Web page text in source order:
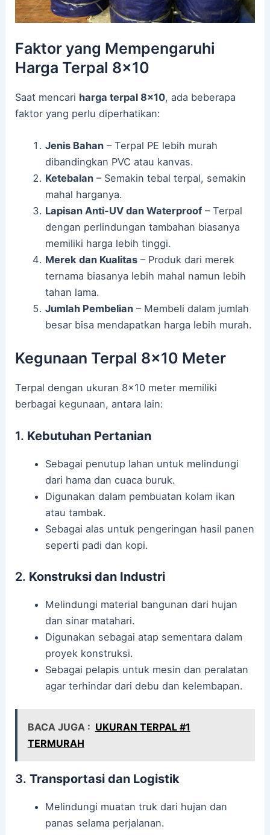
Faktor yang Mempengaruhi
Harga Terpal 8×10
Saat mencari harga terpal 8×10, ada beberapa
faktor yang perlu diperhatikan:
Jenis Bahan– Terpal PE lebih murah
dibandingkan PVC atau kanvas.
Ketebalan– Semakin tebal terpal, semakin
mahal harganya.
Lapisan Anti-UV dan Waterproof– Terpal
dengan perlindungan tambahan biasanya
memiliki harga lebih tinggi.
Merek dan Kualitas– Produk dari merek
ternama biasanya lebih mahal namun lebih
tahan lama.
Jumlah Pembelian– Membeli dalam jumlah
besar bisa mendapatkan harga lebih murah.
Kegunaan Terpal 8×10 Meter
Terpal dengan ukuran 8×10 meter memiliki
berbagai kegunaan, antara lain:
1. Kebutuhan Pertanian
Sebagai penutup lahan untuk melindungi
dari hama dan cuaca buruk.
Digunakan dalam pembuatan kolam ikan
atau tambak.
Sebagai alas untuk pengeringan hasil panen
seperti padi dan kopi.
2. Konstruksi dan Industri
Melindungi material bangunan dari hujan
dan sinar matahari.
Digunakan sebagai atap sementara dalam
proyek konstruksi.
Sebagai pelapis untuk mesin dan peralatan
agar terhindar dari debu dan kelembapan.
BACA JUGA : UKURAN TERPAL #1
TERMURAH
3.Transportasi dan Logistik
Melindungi muatan truk dari hujan dan
panas selama perjalanan.